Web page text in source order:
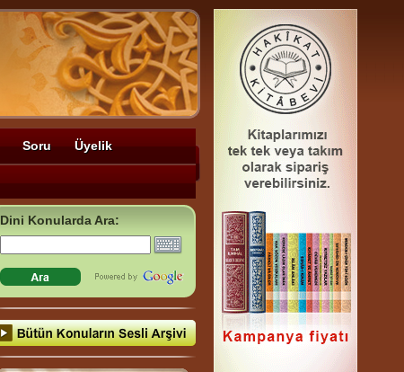
Soru Üyelik
Dini Konularda Ara: